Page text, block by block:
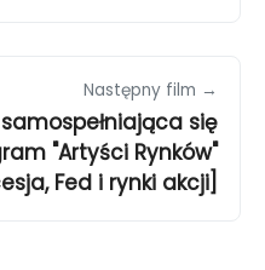
Następny film →
się
"Artyści Rynków"
Fed i rynki akcji]